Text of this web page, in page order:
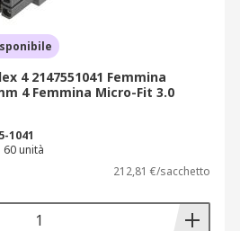
4 2147551041 Femmina
4 Femmina Micro-Fit 3.0
1041
unità
212,81 €/sacchetto